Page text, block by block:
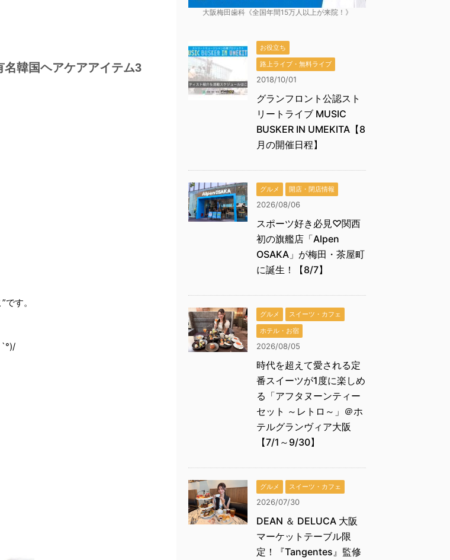
名韓国ヘアケアアイテム3
す。
大阪梅田歯科《全国年間15万人以上が来院！》
お役立ち
路上ライブ・無料ライブ
2018/10/01
グランフロント公認スト
リートライブ MUSIC
BUSKER IN UMEKITA【8
月の開催日程】
グルメ 開店・閉店情報
2026/08/06
スポーツ好き必見♡関西
初の旗艦店「Alpen
OSAKA」が梅田・茶屋町
に誕生！【8/7】
グルメ
スイーツ・カフェ
ホテル・お宿
2026/08/05
時代を超えて愛される定
番スイーツが1度に楽しめ
る「アフタヌーンティー
セット ～レトロ～」＠ホ
テルグランヴィア大阪
【7/1～9/30】
グルメ スイーツ・カフェ
2026/07/30
DEAN ＆ DELUCA 大阪
マーケットテーブル限
定！『Tangentes』監修